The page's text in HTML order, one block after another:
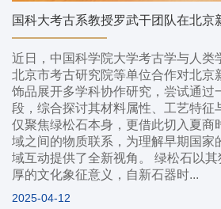
近日，中国科学院大学考古学与人类
北京市考古研究院等单位合作对北京
饰品展开多学科协作研究，尝试通过
段，综合探讨其材料属性、工艺特征
仅聚焦绿松石本身，更借此切入夏商
域之间的物质联系，为理解早期国家
域互动提供了全新视角。 绿松石以
厚的文化象征意义，自新石器时...
2025-04-12